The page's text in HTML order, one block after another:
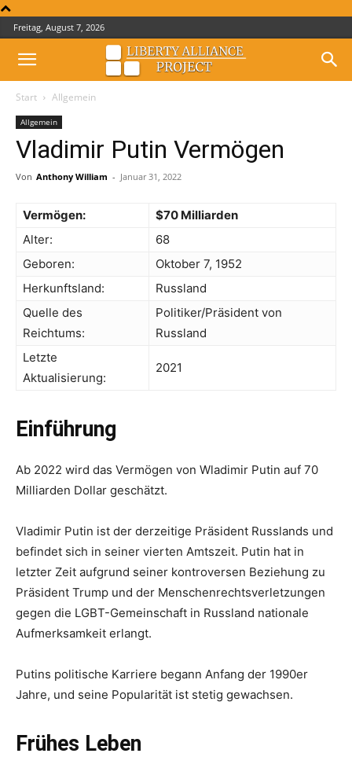
Freitag, August 7, 2026
Start Allgemein
Allgemein
Vladimir Putin Vermögen
Von Anthony William - Januar 31, 2022
Vermögen:
$70 Milliarden
Alter:
68
Geboren:
Oktober 7, 1952
Herkunftsland:
Russland
Quelle des
Reichtums:
Politiker/Präsident von
Russland
Letzte
Aktualisierung:
2021
Einführung
Ab 2022 wird das Vermögen von Wladimir Putin auf 70
Milliarden Dollar geschätzt.
Vladimir Putin ist der derzeitige Präsident Russlands und
befindet sich in seiner vierten Amtszeit. Putin hat in
letzter Zeit aufgrund seiner kontroversen Beziehung zu
Präsident Trump und der Menschenrechtsverletzungen
gegen die LGBT-Gemeinschaft in Russland nationale
Aufmerksamkeit erlangt.
Putins politische Karriere begann Anfang der 1990er
Jahre, und seine Popularität ist stetig gewachsen.
Frühes Leben